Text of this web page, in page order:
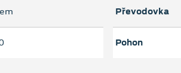
Převodovka
Pohon